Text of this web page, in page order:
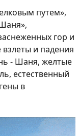
путем»,
гор и
и падения
- Шаня, желтые
естественный
в